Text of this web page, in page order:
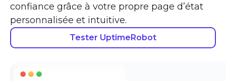
confiance grâce à votre propre page d’état
personnalisée et intuitive.
Tester UptimeRobot